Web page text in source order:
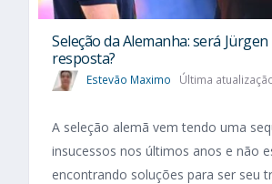
Seleção da Alemanha: será
resposta?
Estevão Maximo Última
A seleção alemã vem tendo uma
insucessos nos últimos anos e não
encontrando soluções para ser seu